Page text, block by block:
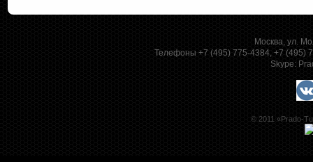
Москва, ул.
Телефоны +7 (495) 775-4384, +7 (495)
Skype:
© 2011 «Prado-